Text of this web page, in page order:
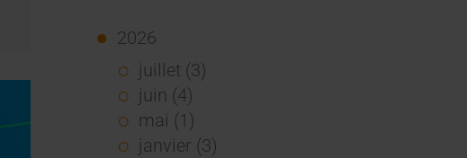
2026
juillet (3)
juin (4)
mai (1)
janvier (3)